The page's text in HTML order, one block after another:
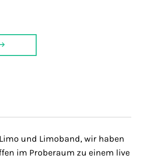
und Limoband, wir haben
im Proberaum zu einem live